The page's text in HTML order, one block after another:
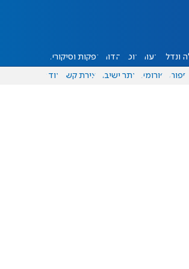
ונדל"ן דעות אוכל יהדות הפקות וסיקורים
ספורט פורומים אתר ישיבה יצירת קשר עוד